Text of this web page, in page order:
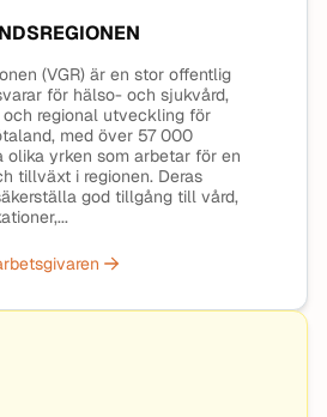
(VGR) är en stor offentlig
för hälso- och sjukvård,
regional utveckling för
med över 57 000
olika yrken som arbetar för en
tillväxt i regionen. Deras
god tillgång till vård,